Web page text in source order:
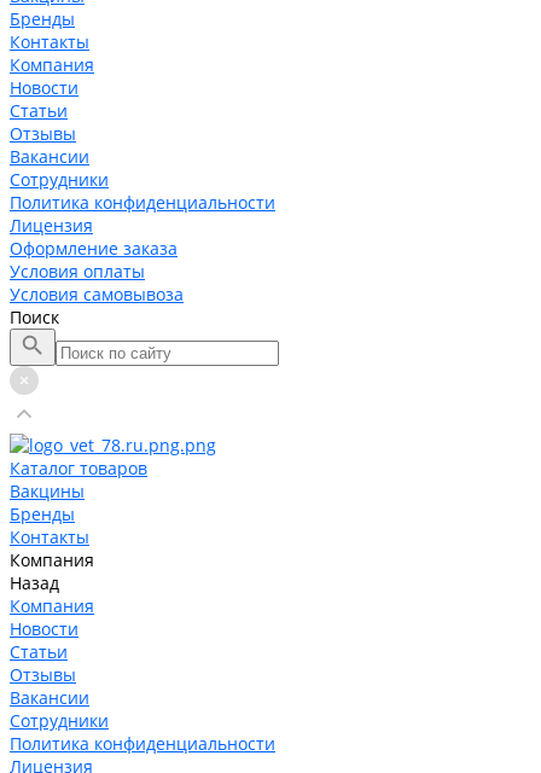
Бренды
Контакты
Компания
Новости
Статьи
Отзывы
Вакансии
Сотрудники
Политика конфиденциальности
Лицензия
Оформление заказа
Условия оплаты
Условия самовывоза
Поиск
Каталог товаров
Вакцины
Бренды
Контакты
Компания
Назад
Компания
Новости
Статьи
Отзывы
Вакансии
Сотрудники
Политика конфиденциальности
Лицензия